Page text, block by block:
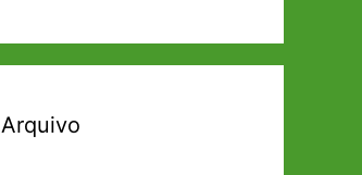
Arquivo